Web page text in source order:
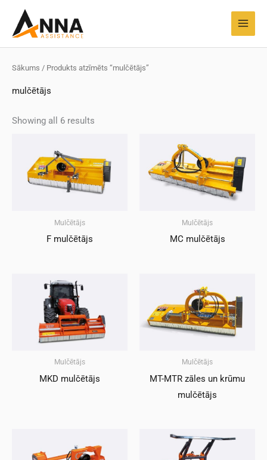
saturu
Sākums / Produkts atzīmēts “mulčētājs”
mulčētājs
Showing all 6 results
Mulčētājs
F mulčētājs
Mulčētājs
MC mulčētājs
Mulčētājs
MKD mulčētājs
Mulčētājs
MT-MTR zāles un krūmu
mulčētājs